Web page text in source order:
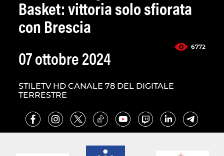
Basket: vittoria solo sfiorata
con Brescia
6772
07 ottobre 2024
STILETV HD CANALE 78 DEL DIGITALE
TERRESTRE